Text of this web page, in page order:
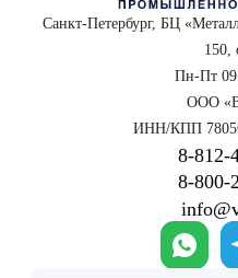
Санкт-Петербург, БЦ
150,
Пн-Пт
ООО
ИНН/КПП